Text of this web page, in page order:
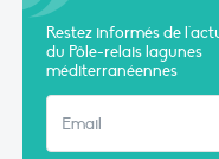
Restez informés de
du Pôle-relais lagunes
méditerranéennes